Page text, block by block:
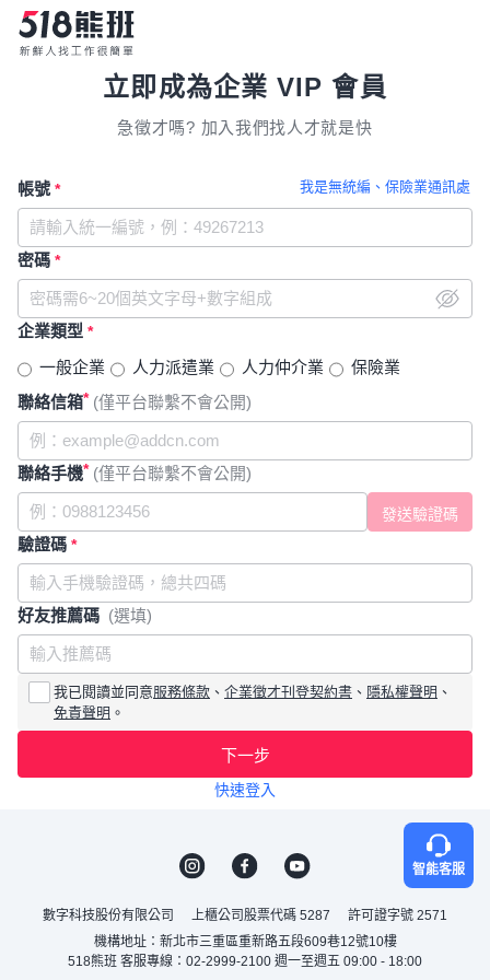
立即成為企業 VIP 會員
急徵才嗎? 加入我們找人才就是快
我是無統編、保險業通訊處
帳號 *
密碼 *
企業類型 *
一般企業 人力派遣業 人力仲介業
保險業
聯絡信箱* (僅平台聯繫不會公開)
聯絡手機* (僅平台聯繫不會公開)
驗證碼 *
好友推薦碼 (選填)
我已閱讀並同意服務條款 、 企業徵才刊登契約書 、 隱私權聲明 、
免責聲明 。
下一步
快速登入
智能客服
數字科技股份有限公司 上櫃公司股票代碼 5287
許可證字號 2571
機構地址：新北市三重區重新路五段609巷12號10樓
518熊班 客服專線：02-2999-2100 週一至週五 09:00 - 18:00